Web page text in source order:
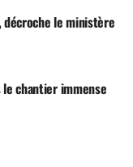
décroche le ministère
chantier immense